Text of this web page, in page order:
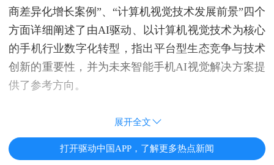
商差异化增长案例”、“计算机视觉技术发展前景”四个
方面详细阐述了由AI驱动、以计算机视觉技术为核心
的手机行业数字化转型，指出平台型生态竞争与技术
创新的重要性，并为未来智能手机AI视觉解决方案提
供了参考方向。
展开全文
打开驱动中国APP，了解更多热点新闻